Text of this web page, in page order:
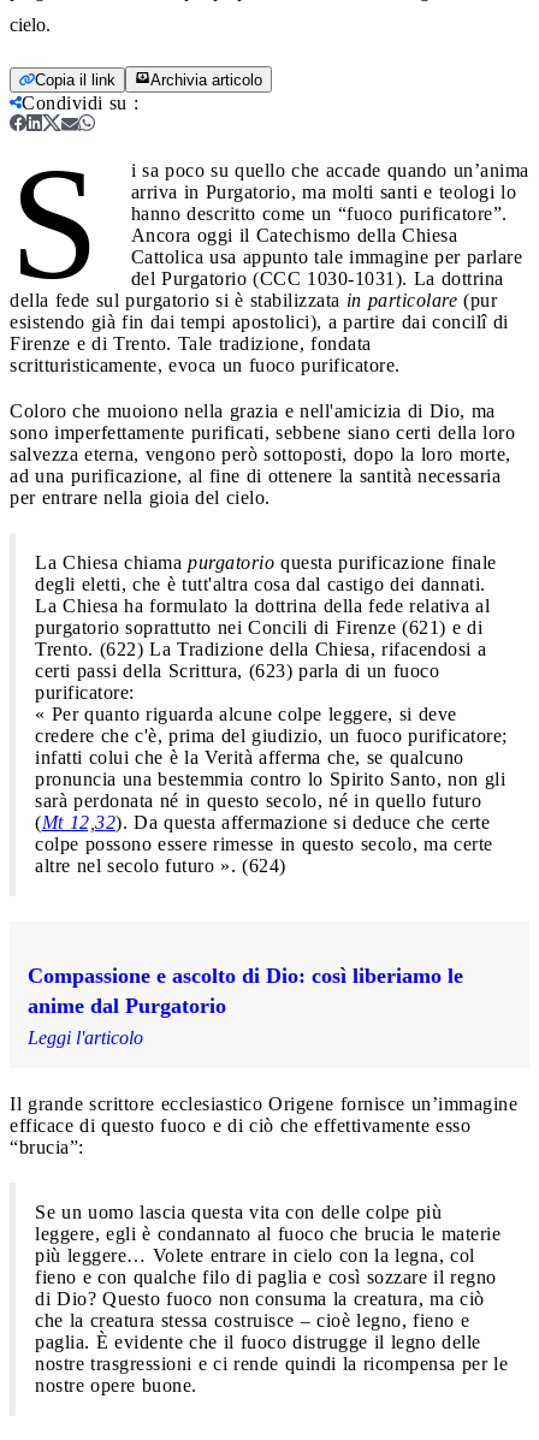
cielo.
Copia il link Archivia articolo
Condividi su :
S
i sa poco su quello che accade quando un’anima
arriva in Purgatorio, ma molti santi e teologi lo
hanno descritto come un “fuoco purificatore”.
Ancora oggi il Catechismo della Chiesa
Cattolica usa appunto tale immagine per parlare
del Purgatorio (CCC 1030-1031). La dottrina
della fede sul purgatorio si è stabilizzata in particolare (pur
esistendo già fin dai tempi apostolici), a partire dai concilî di
Firenze e di Trento. Tale tradizione, fondata
scritturisticamente, evoca un fuoco purificatore.
Coloro che muoiono nella grazia e nell'amicizia di Dio, ma
sono imperfettamente purificati, sebbene siano certi della loro
salvezza eterna, vengono però sottoposti, dopo la loro morte,
ad una purificazione, al fine di ottenere la santità necessaria
per entrare nella gioia del cielo.
La Chiesa chiama purgatorio questa purificazione finale
degli eletti, che è tutt'altra cosa dal castigo dei dannati.
La Chiesa ha formulato la dottrina della fede relativa al
purgatorio soprattutto nei Concili di Firenze (621) e di
Trento. (622) La Tradizione della Chiesa, rifacendosi a
certi passi della Scrittura, (623) parla di un fuoco
purificatore:
« Per quanto riguarda alcune colpe leggere, si deve
credere che c'è, prima del giudizio, un fuoco purificatore;
infatti colui che è la Verità afferma che, se qualcuno
pronuncia una bestemmia contro lo Spirito Santo, non gli
sarà perdonata né in questo secolo, né in quello futuro
(Mt 12,32). Da questa affermazione si deduce che certe
colpe possono essere rimesse in questo secolo, ma certe
altre nel secolo futuro ». (624)
Compassione e ascolto di Dio: così liberiamo le
anime dal Purgatorio
Leggi l'articolo
Il grande scrittore ecclesiastico Origene fornisce un’immagine
efficace di questo fuoco e di ciò che effettivamente esso
“brucia”:
Se un uomo lascia questa vita con delle colpe più
leggere, egli è condannato al fuoco che brucia le materie
più leggere… Volete entrare in cielo con la legna, col
fieno e con qualche filo di paglia e così sozzare il regno
di Dio? Questo fuoco non consuma la creatura, ma ciò
che la creatura stessa costruisce – cioè legno, fieno e
paglia. È evidente che il fuoco distrugge il legno delle
nostre trasgressioni e ci rende quindi la ricompensa per le
nostre opere buone.